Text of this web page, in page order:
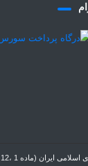
و 25) برخورد خواهد شد.